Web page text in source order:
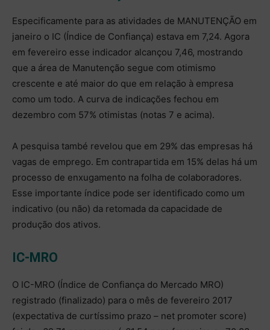
Especificamente para as atividades de MANUTENÇÃO em
janeiro o IC (Índice de Confiança) estava em 7,24. Agora
em fevereiro esse indicador alcançou 7,46, mostrando
que a área de Manutenção segue com otimismo
crescente e até maior do que em relação à empresa
como um todo. A curva de indicações fechou em
dezembro com 57% otimistas (notas 7 e acima).
A pesquisa també revelou que em 29% das empresas há
vagas de emprego. Em contrapartida em 15% delas há um
processo de enxugamento na folha de colaboradores.
Esse importante índice pode ser identificado como um
indicativo (ou não) da retomada da capacidade de
produção dos ativos.
IC-MRO
O IC-MRO (Índice de Confiança do Mercado MRO)
registrado (finalizado) para o mês de fevereiro 2017
(expectativa de curtíssimo prazo – net promoter score)